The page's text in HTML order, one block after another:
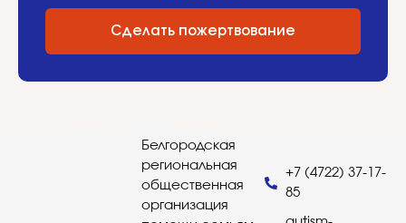
Сделать пожертвование
Белгородская
региональная
общественная
организация
+7 (4722) 37-17-
85